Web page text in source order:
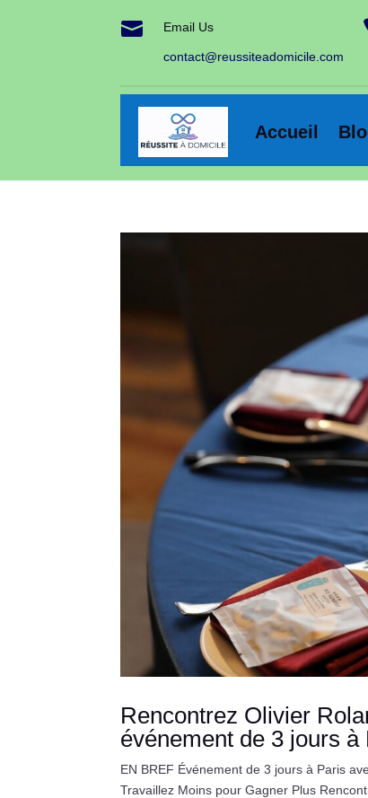
 Email Us
contact@reussiteadomicile.com
Accueil
Rencontrez Olivier
événement de 3 jours à
EN BREF Événement de 3 jours à Paris
Travaillez Moins pour Gagner Plus